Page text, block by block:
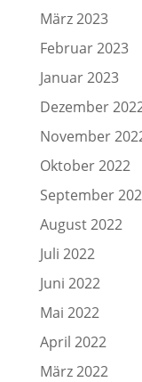
März 2023
Februar 2023
Januar 2023
Dezember
November
Oktober 2022
September
August 2022
Juli 2022
Juni 2022
Mai 2022
April 2022
März 2022